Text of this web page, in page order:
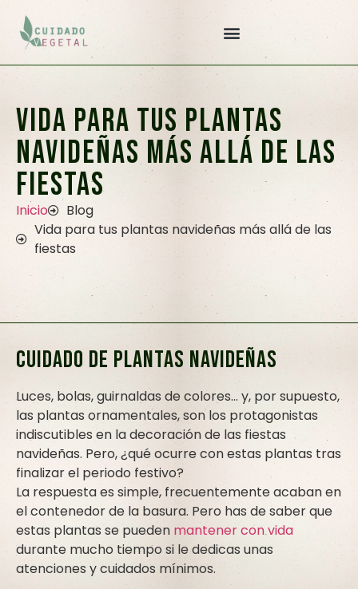
Vida para tus plantas
navideñas más allá de las
fiestas
Inicio
Blog
Vida para tus plantas navideñas más allá de las
fiestas
Cuidado de plantas navideñas
Luces, bolas, guirnaldas de colores… y, por supuesto,
las plantas ornamentales, son los protagonistas
indiscutibles en la decoración de las fiestas
navideñas. Pero, ¿qué ocurre con estas plantas tras
finalizar el periodo festivo?
La respuesta es simple, frecuentemente acaban en
el contenedor de la basura. Pero has de saber que
estas plantas se pueden mantener con vida
durante mucho tiempo si le dedicas unas
atenciones y cuidados mínimos.